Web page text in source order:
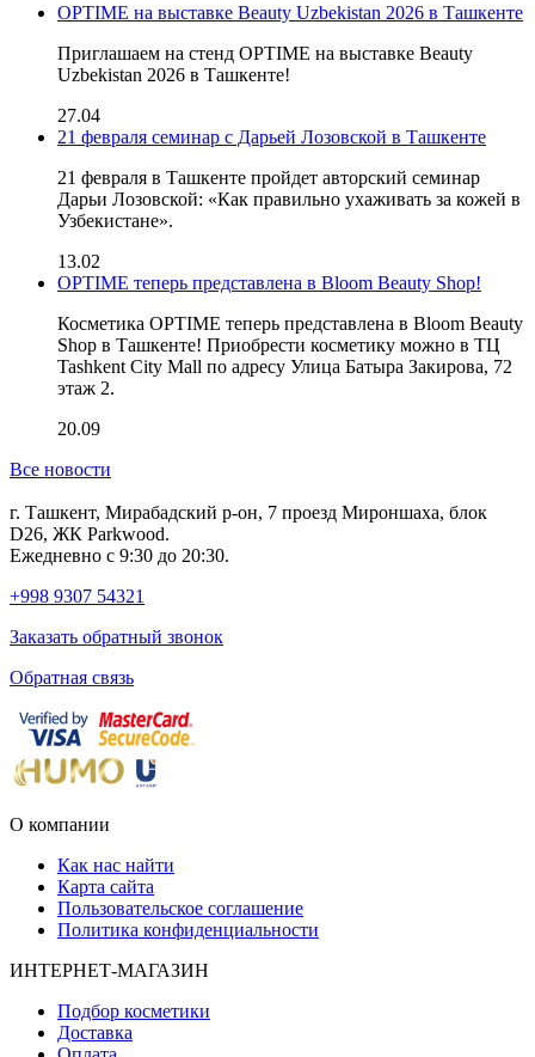
OPTIME на выставке Beauty Uzbekistan 2026 в Ташкенте
Приглашаем на стенд OPTIME на выставке Beauty
Uzbekistan 2026 в Ташкенте!
27.04
21 февраля семинар с Дарьей Лозовской в Ташкенте
21 февраля в Ташкенте пройдет авторский семинар
Дарьи Лозовской: «Как правильно ухаживать за кожей в
Узбекистане».
13.02
OPTIME теперь представлена в Bloom Beauty Shop!
Косметика OPTIME теперь представлена в Bloom Beauty
Shop в Ташкенте! Приобрести косметику можно в ТЦ
Tashkent City Mall по адресу Улица Батыра Закирова, 7​2
этаж 2.
20.09
Все новости
г. Ташкент, Мирабадский р-он, 7 проезд Мироншаха, блок
D26, ЖК Раrkwood.
Ежедневно с 9:30 до 20:30.
+998 9307 54321
Заказать обратный звонок
Обратная связь
О компании
Как нас найти
Карта сайта
Пользовательское соглашение
Политика конфиденциальности
ИНТЕРНЕТ-МАГАЗИН
Подбор косметики
Доставка